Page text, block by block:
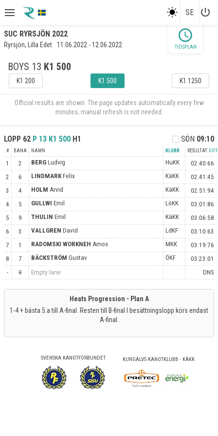
SE power_settings_new
SUC RYRSJÖN 2022
Ryrsjön, Lilla Edet 11.06.2022 - 12.06.2022
BOYS 13 K1 500
K1 200 K1 500 K1 1250
schedule
TIDSPLAN
Official results are shown. The page updates automatically every few
minutes; manual refresh is not needed.
LOPP 62 P 13 K1 500 H1 SÖN 09:10
# BANA NAMN KLUBB RESULTAT
1 2 BERG Ludvig HuKK
02:40:66
2
6 LINDMARK Felix KäKK
02:41:45
3
4 HOLM Arvid KäKK
02:51:94
4
5 GULLWI Emil LöKK
03:01:86
5
9 THULIN Emil KäKK
03:06:58
6
3 VALLGREN David LdKF
03:10:63
7
1 RADOMSKI WORKNEH Amos MKK
03:19:76
8
7 BÄCKSTRÖM Gustav ÖKF
03:23:01
-
8 Empty lane DNS
Heats Progression - Plan A
1-4 + bästa 5:a till A-final. Resten till B-final I besättningslopp körs endast
A-final.
SVENSKA KANOTFÖRBUNDET KUNGÄLVS KANOTKLUBB - KÄKK